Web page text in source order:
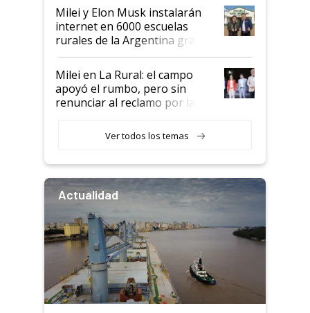
Milei y Elon Musk instalarán
internet en 6000 escuelas
rurales de la Argentina gracias
a un acuerdo con Starlink
Milei en La Rural: el campo
apoyó el rumbo, pero sin
renunciar al reclamo por las
Ver todos los temas
Actualidad